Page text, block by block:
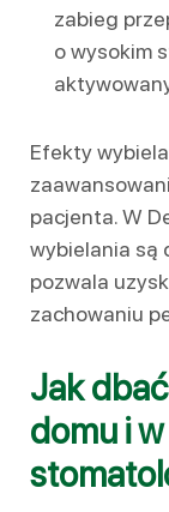
zabieg
o wysokim
Efekty
pacjenta. W
wybielania są
pozwala
zachowaniu
Jak
domu i